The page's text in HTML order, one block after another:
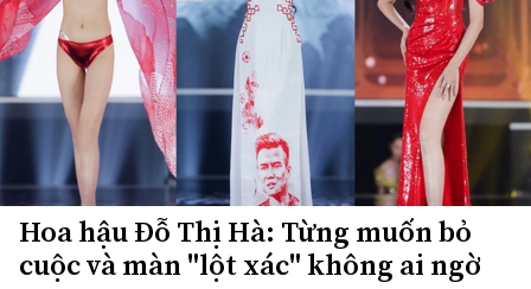
Hoa hậu Đỗ Thị Hà: Từng muốn bỏ
cuộc và màn "lột xác" không ai ngờ